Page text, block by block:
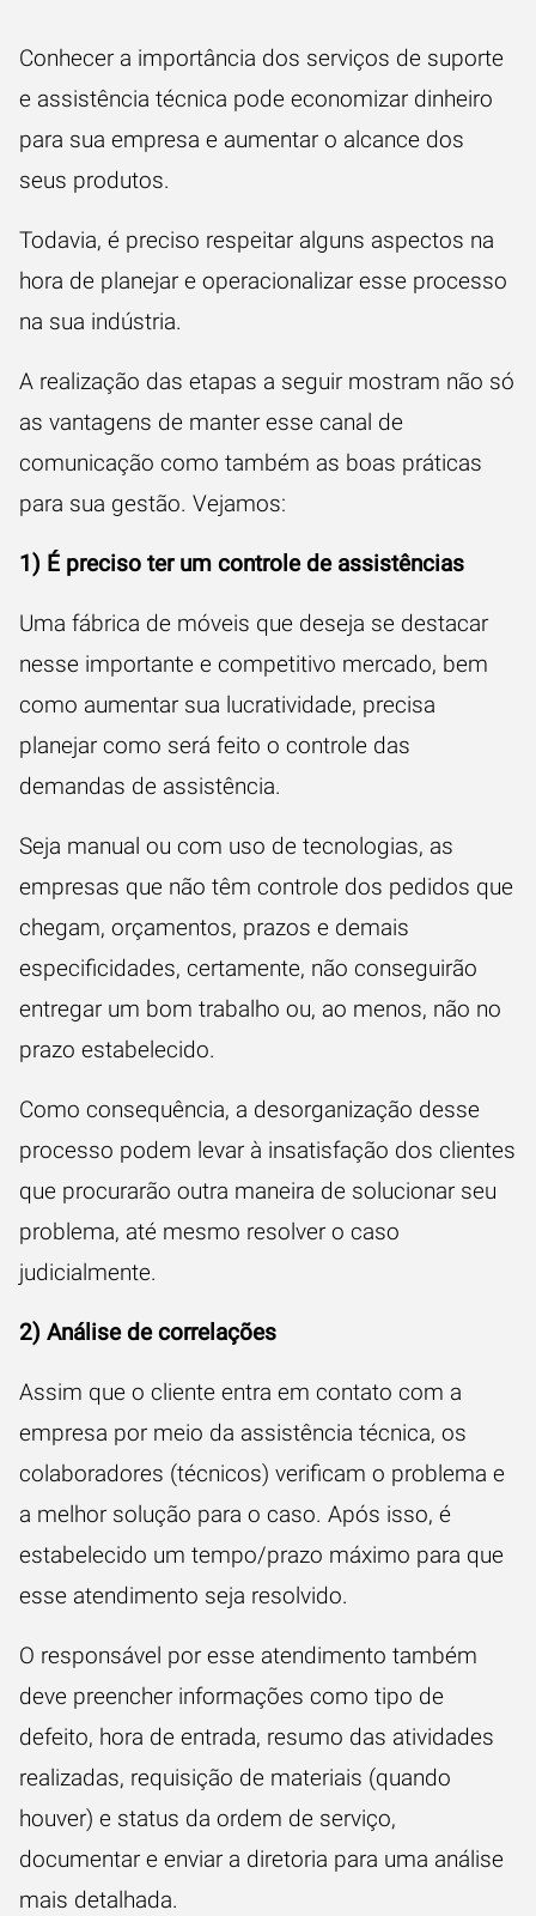
Conhecer a importância dos serviços de suporte
e assistência técnica pode economizar dinheiro
para sua empresa e aumentar o alcance dos
seus produtos.
Todavia, é preciso respeitar alguns aspectos na
hora de planejar e operacionalizar esse processo
na sua indústria.
A realização das etapas a seguir mostram não só
as vantagens de manter esse canal de
comunicação como também as boas práticas
para sua gestão. Vejamos:
1) É preciso ter um controle de assistências
Uma fábrica de móveis que deseja se destacar
nesse importante e competitivo mercado, bem
como aumentar sua lucratividade, precisa
planejar como será feito o controle das
demandas de assistência.
Seja manual ou com uso de tecnologias, as
empresas que não têm controle dos pedidos que
chegam, orçamentos, prazos e demais
especificidades, certamente, não conseguirão
entregar um bom trabalho ou, ao menos, não no
prazo estabelecido.
Como consequência, a desorganização desse
processo podem levar à insatisfação dos clientes
que procurarão outra maneira de solucionar seu
problema, até mesmo resolver o caso
judicialmente.
2) Análise de correlações
Assim que o cliente entra em contato com a
empresa por meio da assistência técnica, os
colaboradores (técnicos) verificam o problema e
a melhor solução para o caso. Após isso, é
estabelecido um tempo/prazo máximo para que
esse atendimento seja resolvido.
O responsável por esse atendimento também
deve preencher informações como tipo de
defeito, hora de entrada, resumo das atividades
realizadas, requisição de materiais (quando
houver) e status da ordem de serviço,
documentar e enviar a diretoria para uma análise
mais detalhada.